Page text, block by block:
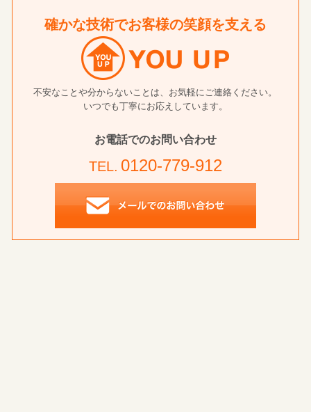
確かな技術でお客様の笑顔を支える
不安なことや分からないことは、お気軽にご連絡ください。
いつでも丁寧にお応えしています。
お電話でのお問い合わせ
TEL. 0120-779-912